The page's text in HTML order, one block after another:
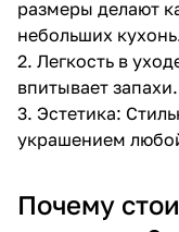
размеры делают
небольших
2. Легкость в
впитывает запахи.
3. Эстетика:
украшением
Почему